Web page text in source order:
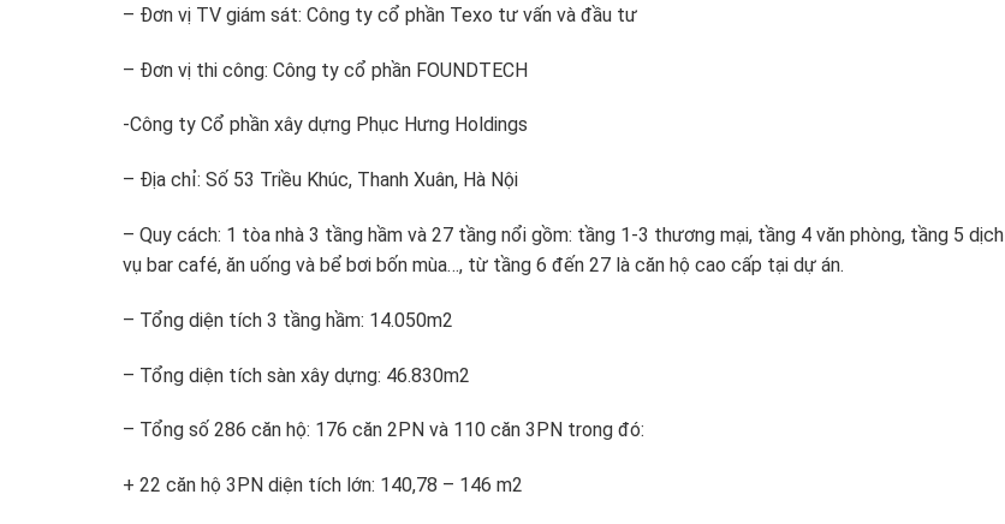
– Đơn vị TV giám sát: Công ty cổ phần Texo tư vấn và đầu tư
– Đơn vị thi công: Công ty cổ phần FOUNDTECH
-Công ty Cổ phần xây dựng Phục Hưng Holdings
– Địa chỉ: Số 53 Triều Khúc, Thanh Xuân, Hà Nội
– Quy cách: 1 tòa nhà 3 tầng hầm và 27 tầng nổi gồm: tầng 1-3 thương mại, tầng 4 văn phòng, tầng 5 dịch
vụ bar café, ăn uống và bể bơi bốn mùa…, từ tầng 6 đến 27 là căn hộ cao cấp tại dự án.
– Tổng diện tích 3 tầng hầm: 14.050m2
– Tổng diện tích sàn xây dựng: 46.830m2
– Tổng số 286 căn hộ: 176 căn 2PN và 110 căn 3PN trong đó:
+ 22 căn hộ 3PN diện tích lớn: 140,78 – 146 m2